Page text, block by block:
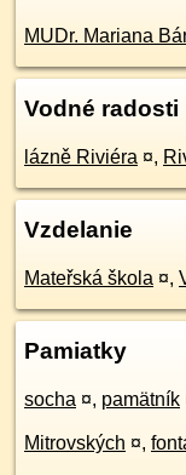
MUDr. Mariana
Vodné radosti
lázně Riviéra ¤,
Vzdelanie
Mateřská škola ¤,
Pamiatky
socha ¤, pamätník
Mitrovských ¤,